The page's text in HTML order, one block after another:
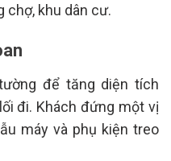
chợ, khu dân cư.
để tăng diện tích
đi. Khách đứng một vị
máy và phụ kiện treo